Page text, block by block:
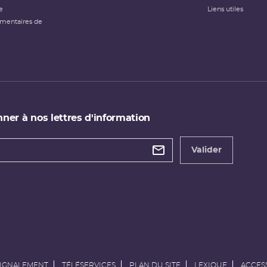
de
Liens utiles
à nos lettres d'information
Valider
TÉLÉSERVICES PLAN DU SITE LEXIQUE